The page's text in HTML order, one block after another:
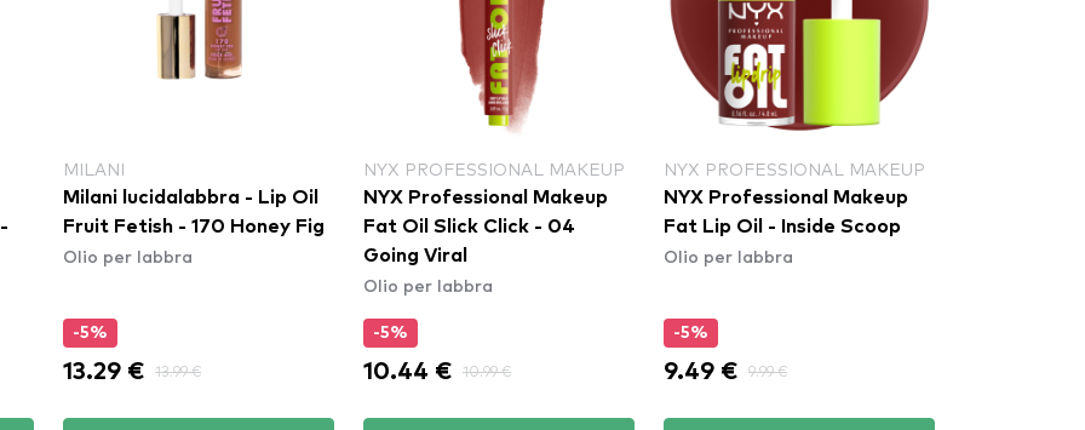
- Lip Oil
- 170 Honey Fig
NYX PROFESSIONAL MAKEUP
NYX Professional Makeup
Fat Oil Slick Click - 04
NYX PROFESSIONAL MAKEUP
NYX Professional Makeup
Fat Lip Oil - Inside Scoop​
9.49 €
BARRY M
Barry M That's Swell!
Peptide Plumping Lip Oil -